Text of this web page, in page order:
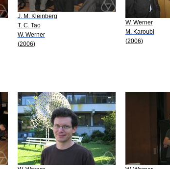
J. M. Kleinberg
T. C. Tao
W. Werner
(2006)
W. Werner
M. Karoubi
(2006)